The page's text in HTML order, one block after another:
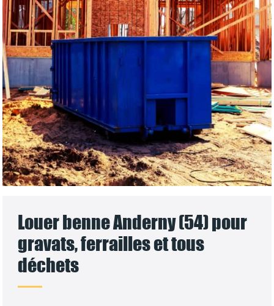
Louer benne Anderny (54) pour
gravats, ferrailles et tous
déchets